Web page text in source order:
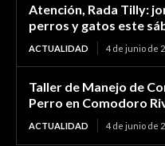
Atención, Rada Tilly:
perros y gatos este
ACTUALIDAD 4 de junio de
Taller de Manejo de
Perro en Comodoro
ACTUALIDAD 4 de junio de